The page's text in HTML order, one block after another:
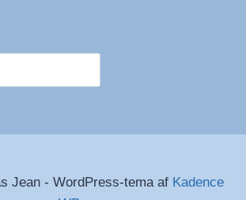
Jean - WordPress-tema af Kadence